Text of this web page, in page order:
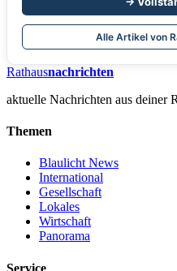
Alle Artikel von
Rathausnachrichten
aktuelle Nachrichten aus deiner
Themen
Blaulicht News
International
Gesellschaft
Lokales
Wirtschaft
Panorama
Service